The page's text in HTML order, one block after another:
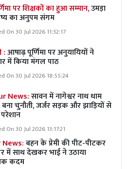
पर शिक्षकों का हुआ सम्मान,उमड़ा
का अनुपम संगम
On 30 Jul 2026 11:32:17
:आषाढ़ पूर्णिमा पर अनुयायियों ने
में किया मंगल पाठ
On 30 Jul 2026 18:55:24
News:सावन में नागेश्वर नाथ धाम
चुनौती, जर्जर सड़क और झाड़ियों से
परेशान
On 30 Jul 2026 13:17:21
बहन के प्रेमी की पीट-पीटकर
में साथ देखकर भाई ने उठाया
कदम